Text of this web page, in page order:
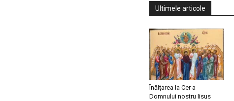
Ultimele articole
Înălțarea la Cer a
Domnului nostru Iisus